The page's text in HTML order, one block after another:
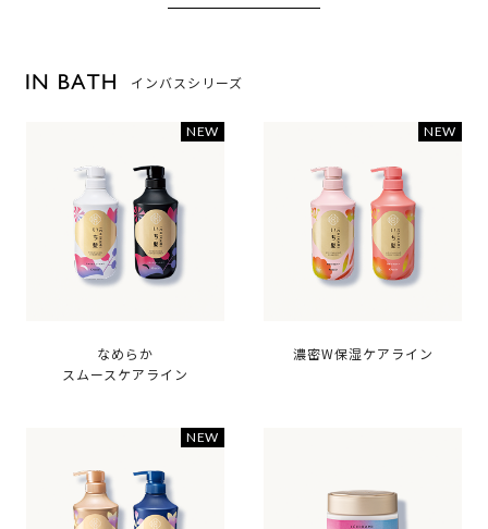
インバスシリーズ
なめらか
スムースケアライン
濃密W保湿ケアライン